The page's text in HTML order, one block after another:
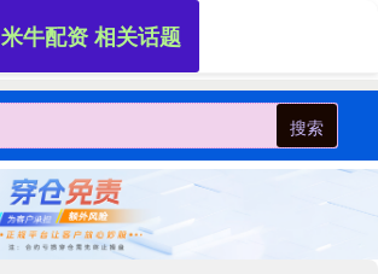
搜索
米牛配资 相关话题